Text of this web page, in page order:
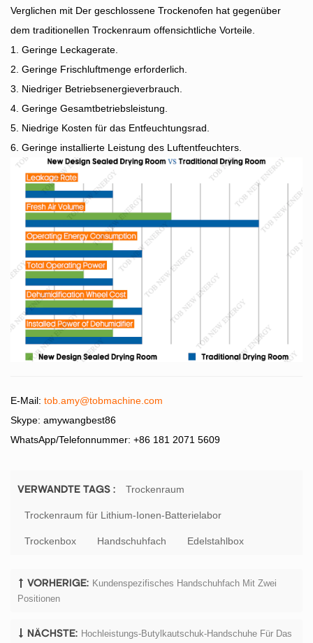
Verglichen mit Der geschlossene Trockenofen hat gegenüber
dem traditionellen Trockenraum offensichtliche Vorteile.
1. Geringe Leckagerate.
2. Geringe Frischluftmenge erforderlich.
3. Niedriger Betriebsenergieverbrauch.
4. Geringe Gesamtbetriebsleistung.
5. Niedrige Kosten für das Entfeuchtungsrad.
6. Geringe installierte Leistung des Luftentfeuchters.
E-Mail: tob.amy@tobmachine.com
Skype: amywangbest86
WhatsApp/Telefonnummer: +86 181 2071 5609
VERWANDTE TAGS : Trockenraum
Trockenraum für Lithium-Ionen-Batterielabor
Trockenbox Handschuhfach Edelstahlbox
VORHERIGE: Kundenspezifisches Handschuhfach Mit Zwei
Positionen
NÄCHSTE: Hochleistungs-Butylkautschuk-Handschuhe Für Das